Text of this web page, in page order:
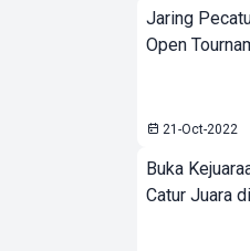
Jaring
Open
21-Oct-2022
Buka
Catur Juara